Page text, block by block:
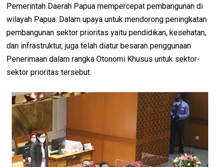
Pemerintah Daerah Papua mempercepat pembangunan di
wilayah Papua. Dalam upaya untuk mendorong peningkatan
pembangunan sektor prioritas yaitu pendidikan, kesehatan,
dan infrastruktur, juga telah diatur besaran penggunaan
Penerimaan dalam rangka Otonomi Khusus untuk sektor-
sektor prioritas tersebut.